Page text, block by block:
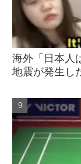
海外「日本人
地震が発生し